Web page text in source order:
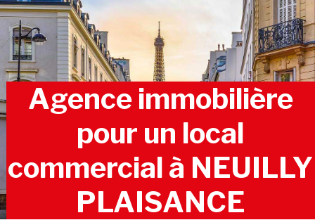
Agence immobilière
pour un local
commercial à NEUILLY
PLAISANCE